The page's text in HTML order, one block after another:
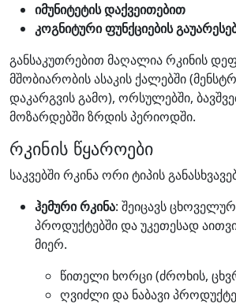
იმუნიტეტის დაქვეითებით
კოგნიტური ფუნქციების
განსაკუთრებით მაღალია რკინის
მშობიარობის ასაკის ქალებში
დაკარგვის გამო), ორსულებში,
მოზარდებში ზრდის პერიოდში.
რკინის წყაროები
საკვებში რკინა ორი ტიპის
ჰემური რკინა: შეიცავს
პროდუქტებში და უკეთესად
მიერ.
წითელი ხორცი (ძროხის,
ღვიძლი და ნაბავი